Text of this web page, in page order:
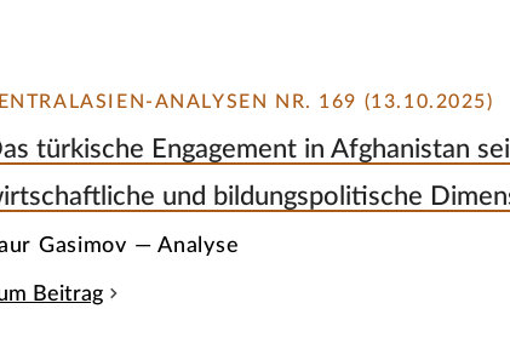
ANALYSEN NR. 169 (13.10.2025)
türkische Engagement in Afghanistan
und bildungspolitische
Gasimov — Analyse
Beitrag